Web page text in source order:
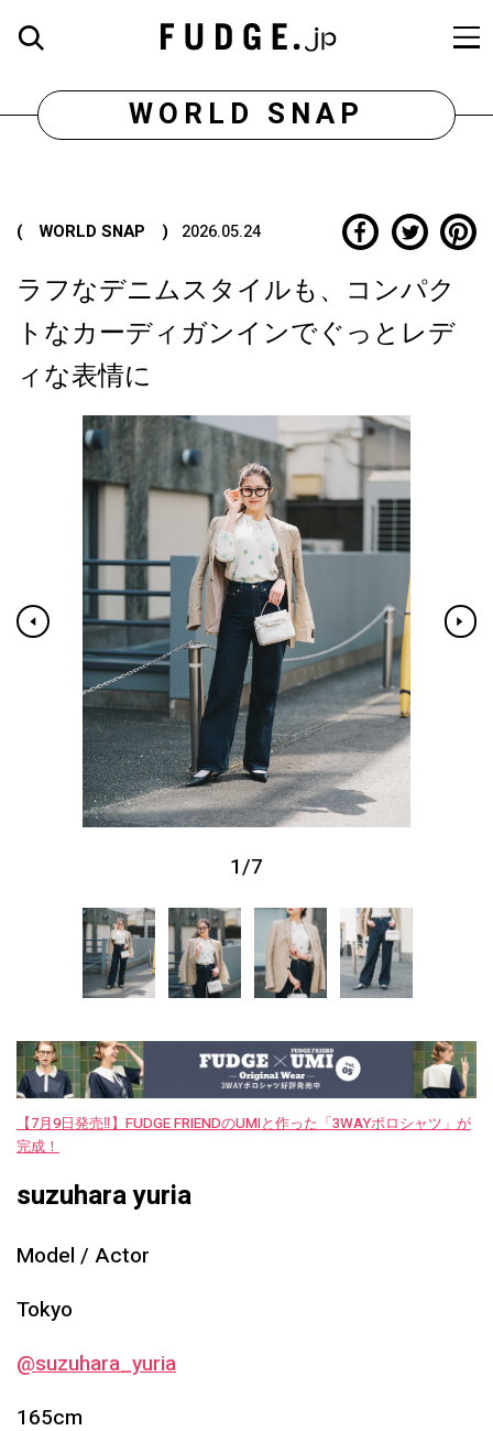
WORLD SNAP
( WORLD SNAP ) 2026.05.24
ラフなデニムスタイルも、コンパク
トなカーディガンインでぐっとレデ
ィな表情に
1/7
【7月9日発売‼︎】FUDGE FRIENDのUMIと作った「3WAYポロシャツ」が
完成！
suzuhara yuria
Model / Actor
Tokyo
@suzuhara_yuria
165cm